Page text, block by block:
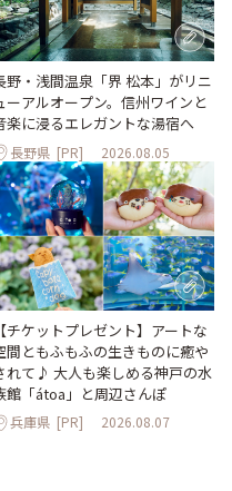
野・浅間温泉「界 松本」がリニ
ーアルオープン。信州ワインと
楽に浸るエレガントな湯宿へ
長野県 [PR] 2026.08.05
【チケットプレゼント】アートな
間ともふもふの生きものに癒や
れて♪ 大人も楽しめる神戸の水
館「átoa」と周辺さんぽ
兵庫県 [PR] 2026.08.07